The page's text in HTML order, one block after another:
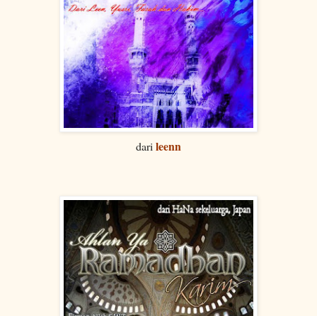
dari leenn